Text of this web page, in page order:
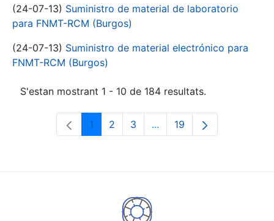
(24-07-13) Suministro de material de laboratorio
para FNMT-RCM (Burgos)
(24-07-13) Suministro de material electrónico para
FNMT-RCM (Burgos)
S'estan mostrant 1 - 10 de 184 resultats.
Pàgina
1 Pàgina
2 Pàgina
3 ...Pàgines intermèdies
Pàgina
19